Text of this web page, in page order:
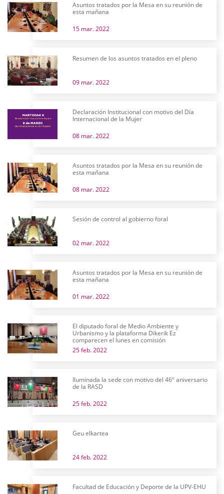
Asuntos tratados por la Mesa en su reunión de
esta mañana
15 mar. 2022
Resumen de los asuntos tratados en el pleno
09 mar. 2022
Declaración Institucional con motivo del Día
Internacional de la Mujer
08 mar. 2022
Asuntos tratados por la Mesa en su reunión de
esta mañana
08 mar. 2022
Sesión de control al gobierno foral
02 mar. 2022
Asuntos tratados por la Mesa en su reunión de
esta mañana
01 mar. 2022
El diputado foral de Medio Ambiente y
Urbanismo y la plataforma Dikerik Ez
comparecen el lunes en comisión
25 feb. 2022
Iluminada la sede con motivo del 46º aniversario
de la RASD
25 feb. 2022
Geu elkartea
24 feb. 2022
Facultad de Educación y Deporte de la UPV-EHU